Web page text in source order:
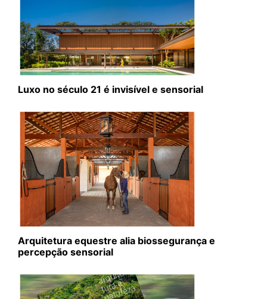
Luxo no século 21 é invisível e sensorial
Arquitetura equestre alia biossegurança e
percepção sensorial